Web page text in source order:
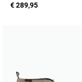
€ 289,95